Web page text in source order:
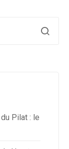
Pilat : le